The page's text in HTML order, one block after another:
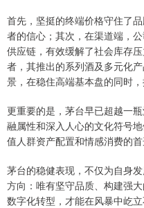
首先，坚挺的终端价格守住了
者的信心；其次，在渠道端，
供应链，有效缓解了社会库存
者，其推出的系列酒及多元化
景，在稳住高端基本盘的同时
更重要的是，茅台早已超越一
融属性和深入人心的文化符号
值人群资产配置和情感消费的首
茅台的稳健表现，不仅为自身
方向：唯有坚守品质、构建强
数字化转型，才能在风暴中屹立